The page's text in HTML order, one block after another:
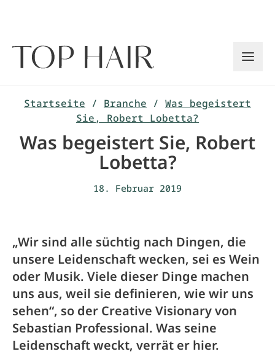
Startseite / Branche / Was begeistert
Sie, Robert Lobetta?
Was begeistert Sie, Robert
Lobetta?
18. Februar 2019
„Wir sind alle süchtig nach Dingen, die
unsere Leidenschaft wecken, sei es Wein
oder Musik. Viele dieser Dinge machen
uns aus, weil sie definieren, wie wir uns
sehen“, so der Creative Visionary von
Sebastian Professional. Was seine
Leidenschaft weckt, verrät er hier.